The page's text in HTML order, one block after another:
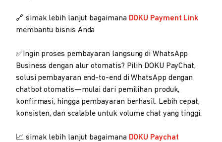
🔗 simak lebih lanjut bagaimana DOKU Payment Link
membantu bisnis Anda
✅Ingin proses pembayaran langsung di WhatsApp
Business dengan alur otomatis? Pilih DOKU PayChat,
solusi pembayaran end-to-end di WhatsApp dengan
chatbot otomatis—mulai dari pemilihan produk,
konfirmasi, hingga pembayaran berhasil. Lebih cepat,
konsisten, dan scalable untuk volume chat yang tinggi.
📈 simak lebih lanjut bagaimana DOKU Paychat